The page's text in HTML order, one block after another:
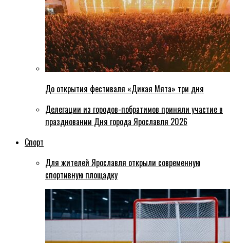
До открытия фестиваля «Дикая Мята» три дня
Делегации из городов-побратимов приняли участие в
праздновании Дня города Ярославля 2026
Спорт
Для жителей Ярославля открыли современную
спортивную площадку